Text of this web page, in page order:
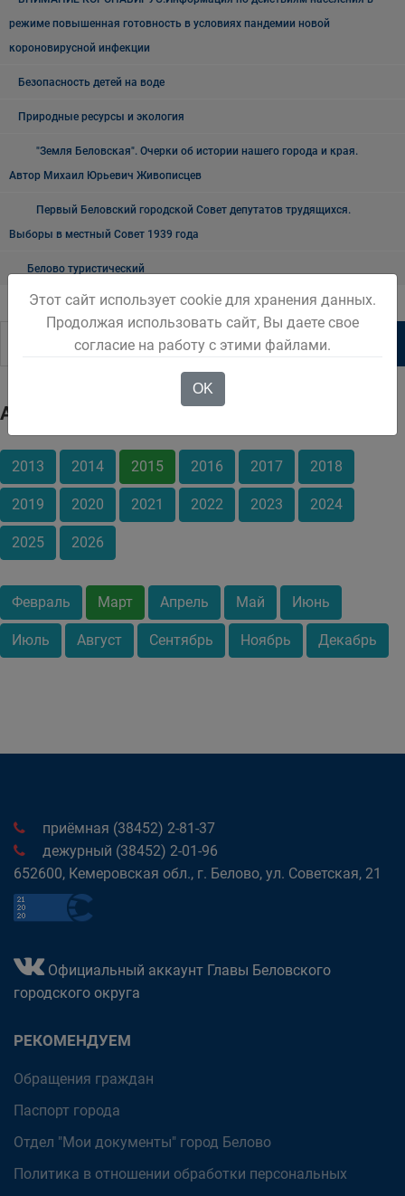
режиме повышенная готовность в условиях пандемии новой
короновирусной инфекции
Безопасность детей на воде
Природные ресурсы и экология
"Земля Беловская". Очерки об истории нашего города и края.
Автор Михаил Юрьевич Живописцев
Первый Беловский городской Совет депутатов трудящихся.
Выборы в местный Совет 1939 года
Белово туристический
Архив
2013 2014 2015 2016 2017 2018
2019 2020 2021 2022 2023 2024
2025 2026
Февраль Март Апрель Май Июнь
Июль Август Сентябрь Ноябрь Декабрь
приёмная (38452) 2-81-37
дежурный (38452) 2-01-96
652600, Кемеровская обл., г. Белово, ул. Советская, 21
Официальный аккаунт Главы Беловского
городского округа
РЕКОМЕНДУЕМ
Обращения граждан
Паспорт города
Отдел "Мои документы" город Белово
Политика в отношении обработки персональных
Этот сайт использует cookie для хранения данных.
Продолжая использовать сайт, Вы даете свое
согласие на работу с этими файлами.
OK